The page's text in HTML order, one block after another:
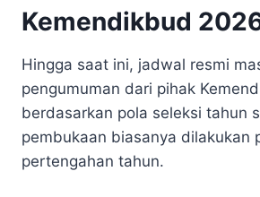
Kemendikbud
Hingga saat ini, jadwal resmi
pengumuman dari pihak
berdasarkan pola seleksi tahun
pembukaan biasanya dilakukan
pertengahan tahun.